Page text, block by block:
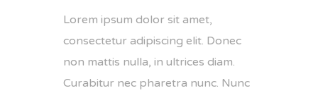
Lorem ipsum dolor sit amet,
consectetur adipiscing elit. Donec
non mattis nulla, in ultrices diam.
Curabitur nec pharetra nunc. Nunc